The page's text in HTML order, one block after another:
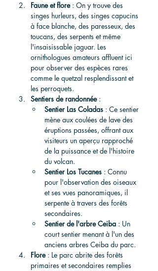
Faune et flore : On y trouve des
singes hurleurs, des singes capucins
à face blanche, des paresseux, des
toucans, des serpents et même
l'insaisissable jaguar. Les
ornithologues amateurs affluent ici
pour observer des espèces rares
comme le quetzal resplendissant et
les perroquets.
Sentiers de randonnée :
Sentier Las Coladas : Ce sentier
mène aux coulées de lave des
éruptions passées, offrant aux
visiteurs un aperçu rapproché
de la puissance et de l'histoire
du volcan.
Sentier Los Tucanes : Connu
pour l'observation des oiseaux
et ses vues panoramiques, il
serpente à travers des forêts
secondaires.
Sentier de l'arbre Ceiba : Un
court sentier menant à l'un des
anciens arbres Ceiba du parc.
Flore : Le parc abrite des forêts
primaires et secondaires remplies